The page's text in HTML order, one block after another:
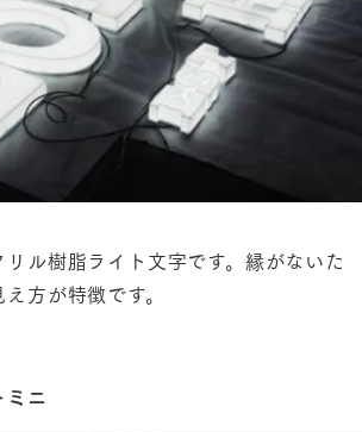
ル樹脂ライト文字です。縁がないた
方が特徴です。
ニ